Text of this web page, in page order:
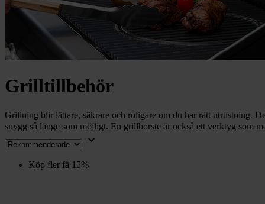
Grilltillbehör
Grillning blir lättare, säkrare och roligare om du har rätt utrustning.
snygg så länge som möjligt. En grillborste är också ett verktyg som
keyboard_arrow_down
Köp fler få 15%